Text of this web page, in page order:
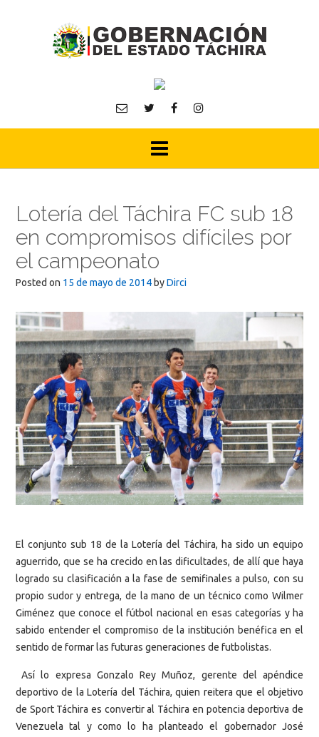
Lotería del Táchira FC sub 18
en compromisos difíciles por
el campeonato
Posted on 15 de mayo de 2014 byDirci
El conjunto sub 18 de la Lotería del Táchira, ha sido un equipo
aguerrido, que se ha crecido en las dificultades, de allí que haya
logrado su clasificación a la fase de semifinales a pulso, con su
propio sudor y entrega, de la mano de un técnico como Wilmer
Giménez que conoce el fútbol nacional en esas categorías y ha
sabido entender el compromiso de la institución benéfica en el
sentido de formar las futuras generaciones de futbolistas.
Así lo expresa Gonzalo Rey Muñoz, gerente del apéndice
deportivo de la Lotería del Táchira, quien reitera que el objetivo
de Sport Táchira es convertir al Táchira en potencia deportiva de
Venezuela tal y como lo ha planteado el gobernador José